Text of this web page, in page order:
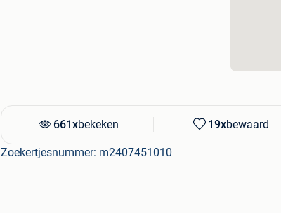
661xbekeken 19xbewaard
Zoekertjesnummer: m2407451010